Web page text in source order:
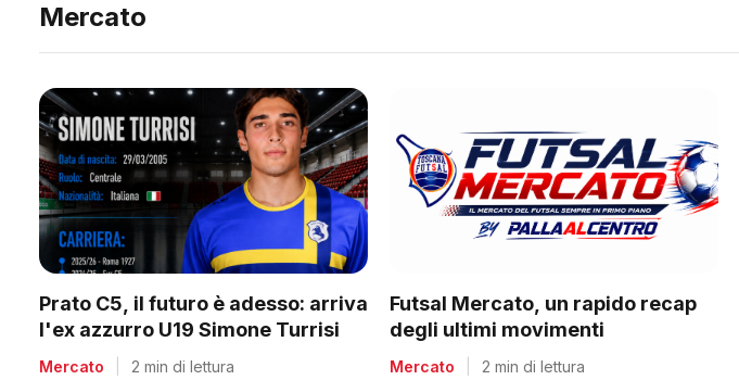
Mercato
Prato C5, il futuro è adesso: arriva
l'ex azzurro U19 Simone Turrisi
Mercato 2 min di lettura
Futsal Mercato, un rapido recap
degli ultimi movimenti
Mercato 2 min di lettura